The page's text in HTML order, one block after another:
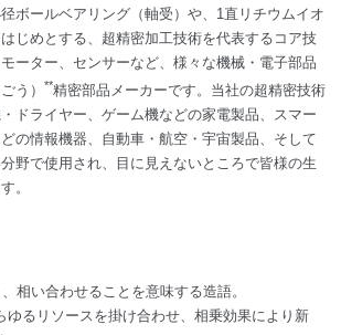
ボールベアリング（軸受）や、1直リチウムイオ
じめとする、超精密加工技術を代表するコア技
ーター、センサーなど、様々な機械・電子部品
う）
**精密部品メーカーです。当社の超精密技術
ドライヤー、ゲーム機などの家電製品、スマー
の情報機器、自動車・航空・宇宙製品、そして
野で使用され、目に見えないところで皆様の生
。
相い合わせることを意味する造語。
ゆるリソースを掛け合わせ、相乗効果により新